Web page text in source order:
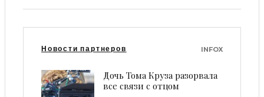
Новости партнеров INFOX
Дочь Тома Круза разорвала
все связи с отцом